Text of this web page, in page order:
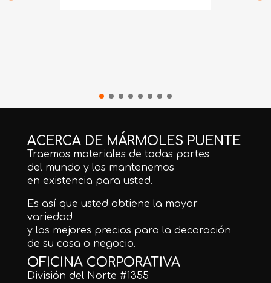
ACERCA DE MÁRMOLES PUENTE
Traemos materiales de todas partes
del mundo y los mantenemos
en existencia para usted.
Es así que usted obtiene la mayor
variedad
y los mejores precios para la decoración
de su casa o negocio.
OFICINA CORPORATIVA
División del Norte #1355